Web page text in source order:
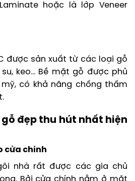
hoặc là lớp Veneer
được sản xuất từ các loại gỗ
keo… Bề mặt gỗ được phủ
có khả năng chống thấm
đẹp thu hút nhất hiện
cửa chính
nhà rất được các gia chủ
Bởi cửa chính nằm ở mặt